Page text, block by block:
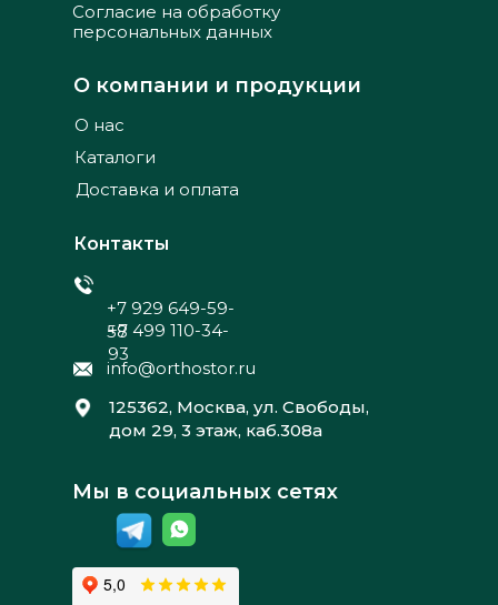
125362, Москва, ул. Свободы,
дом 29, 3 этаж, каб.308а
+7 929 649-59-
58
info@orthostor.ru
О нас
Согласие на обработку
персональных данных
Каталоги
Доставка и оплата
О компании и продукции
Контакты
Мы в социальных сетях
+7 499 110-34-
93